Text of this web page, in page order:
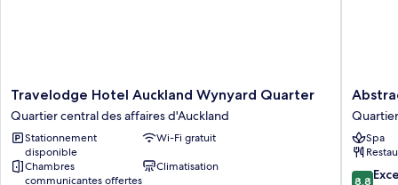
Travelodge
Hotel
Auckland
Wynyard
Quarter
Quartier
Travelodge Hotel Auckland Wynyard Quarter
Quartier central des affaires d'Auckland
Stationnement
disponible
Wi-Fi gratuit
Chambres
communicantes offertes
Climatisation
Abstract
Hotel
Quartier
central
des
affaires
Spa
8.8
8,8